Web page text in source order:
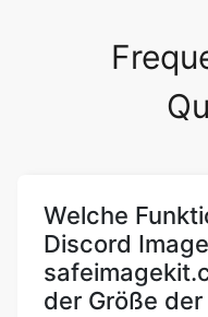
Welche
Discord
der Größe der